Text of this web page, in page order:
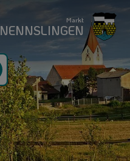
Markt
NENNSLINGEN